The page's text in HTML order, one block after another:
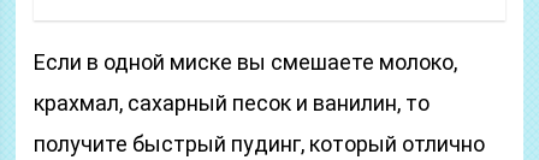
Если в одной миске вы смешаете молоко,
крахмал, сахарный песок и ванилин, то
получите быстрый пудинг, который отлично